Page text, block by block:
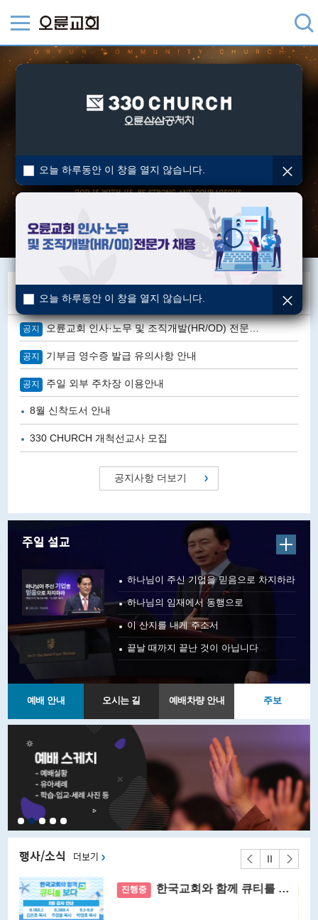
공지사항
공지 오륜교회 인사·노무 및 조직개발(HR/OD) 전문가 채용
공지 기부금 영수증 발급 유의사항 안내
공지 주일 외부 주차장 이용안내
8월 신착도서 안내
330 CHURCH 개척선교사 모집
공지사항 더보기
주일 설교
하나님이 주신 기업을 믿음으로 차지하라
하나님의 임재에서 동행으로
이 산지를 내게 주소서
끝날 때까지 끝난 것이 아닙니다
예배 안내 오시는 길 예배차량 안내 주보
행사/소식 더보기
진행중 한국교회와 함께 큐티를 보다 8..
오늘 하루동안 이 창을 열지 않습니다.
오늘 하루동안 이 창을 열지 않습니다.